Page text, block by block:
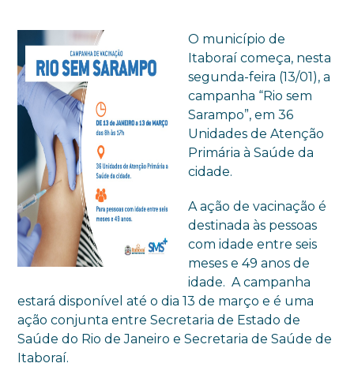
O município de
Itaboraí começa, nesta
segunda-feira (13/01), a
campanha “Rio sem
Sarampo”, em 36
Unidades de Atenção
Primária à Saúde da
cidade.
A ação de vacinação é
destinada às pessoas
com idade entre seis
meses e 49 anos de
idade. A campanha
estará disponível até o dia 13 de março e é uma
ação conjunta entre Secretaria de Estado de
Saúde do Rio de Janeiro e Secretaria de Saúde de
Itaboraí.